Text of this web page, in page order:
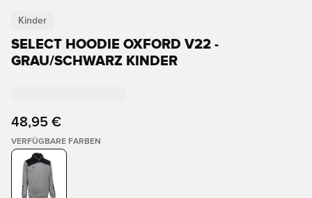
Kinder
SELECT HOODIE OXFORD V22 -
GRAU/SCHWARZ KINDER
48,95 €
VERFÜGBARE FARBEN